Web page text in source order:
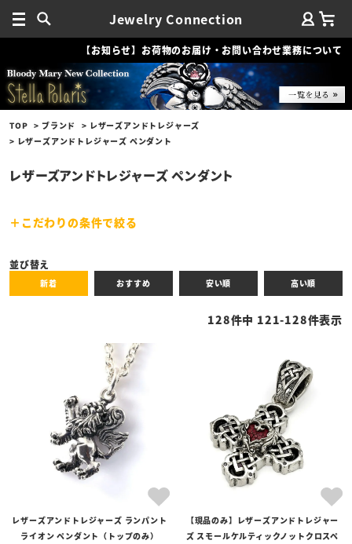
Jewelry Connection
【お知らせ】お荷物のお届け・お問い合わせ業務について
TOP ブランド
レザーズアンドトレジャーズ
レザーズアンドトレジャーズ ペンダント
レザーズアンドトレジャーズ ペンダント
こだわりの条件で絞る
セール商品
価格
並び替え
新着 おすすめ 安い順 高い順
128件中 121-128件表示
レザーズアンドトレジャーズ ランパント
ライオン ペンダント（トップのみ）
【現品のみ】レザーズアンドトレジャー
ズ スモールケルティックノットクロスペ